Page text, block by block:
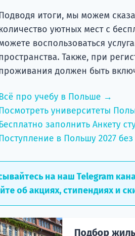
итоги, мы можем
уютных мест с
воспользоваться
Также, при
должен быть
про учебу в Польше →
университеты
заполнить Анкету
в Польшу 2027
на наш Telegram
об акциях, стипендиях и
Подбор